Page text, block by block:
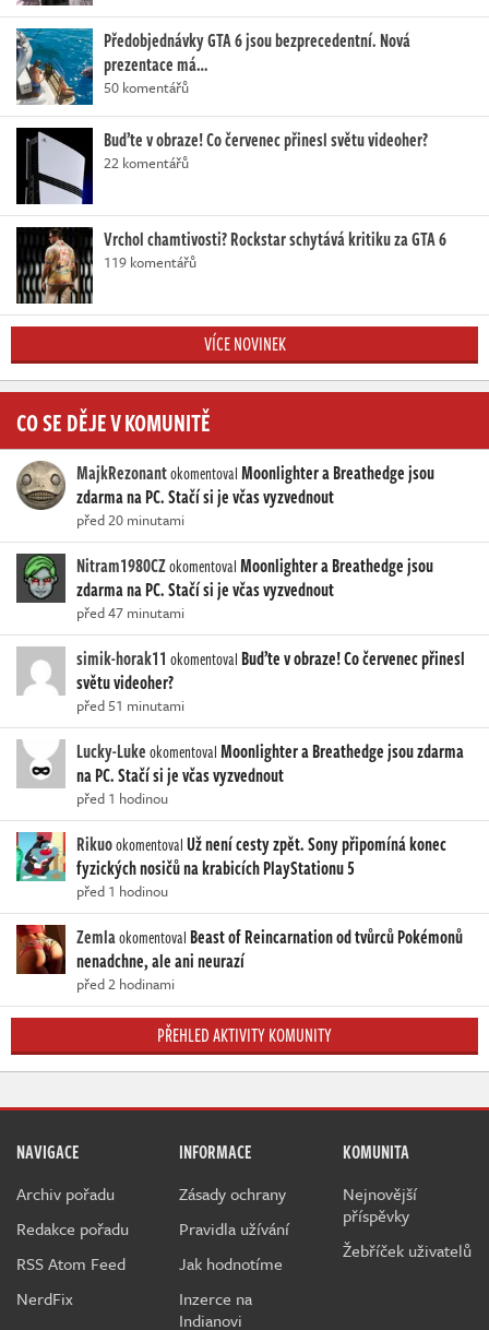
Předobjednávky GTA 6 jsou bezprecedentní. Nová
prezentace má…
50 komentářů
Buďte v obraze! Co červenec přinesl světu videoher?
22 komentářů
Vrchol chamtivosti? Rockstar schytává kritiku za GTA 6
119 komentářů
VÍCE NOVINEK
CO SE DĚJE V KOMUNITĚ
MajkRezonantokomentovalMoonlighter a Breathedge jsou
zdarma na PC. Stačí si je včas vyzvednout
před 20 minutami
Nitram1980CZokomentovalMoonlighter a Breathedge jsou
zdarma na PC. Stačí si je včas vyzvednout
před 47 minutami
simik-horak11 okomentoval Buďte v obraze! Co červenec přinesl
světu videoher?
před 51 minutami
Lucky-LukeokomentovalMoonlighter a Breathedge jsou zdarma
na PC. Stačí si je včas vyzvednout
před 1 hodinou
RikuookomentovalUž není cesty zpět. Sony připomíná konec
fyzických nosičů na krabicích PlayStationu 5
před 1 hodinou
Zemlaokomentoval Beast of Reincarnation od tvůrců Pokémonů
nenadchne, ale ani neurazí
před 2 hodinami
PŘEHLED AKTIVITY KOMUNITY
NAVIGACE
Archiv pořadu
Redakce pořadu
RSS Atom Feed
NerdFix
INFORMACE
Zásady ochrany
Pravidla užívání
Jak hodnotíme
Inzerce na
Indianovi
KOMUNITA
Nejnovější
příspěvky
Žebříček uživatelů